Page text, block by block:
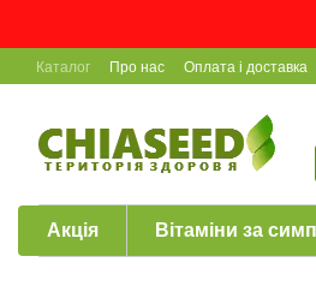
Каталог Про нас Оплата і доставка
Акція Вітаміни за